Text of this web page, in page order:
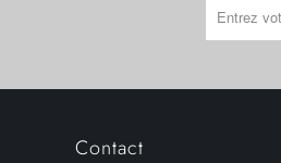
Contact